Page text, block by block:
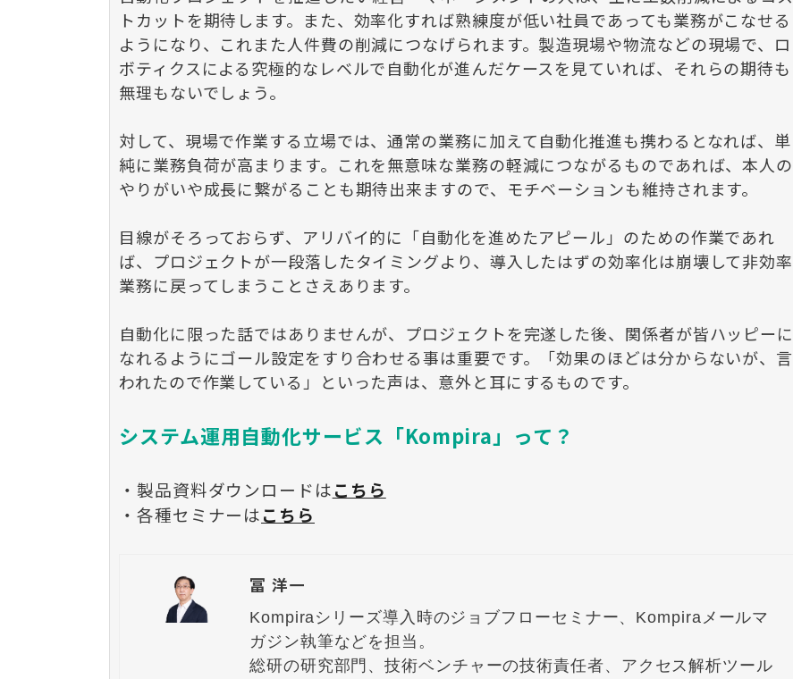
トカットを期待します。また、効率化すれば熟練度が低い社員であっても業務がこなせる
ようになり、これまた人件費の削減につなげられます。製造現場や物流などの現場で、ロ
ボティクスによる究極的なレベルで自動化が進んだケースを見ていれば、それらの期待も
無理もないでしょう。
対して、現場で作業する立場では、通常の業務に加えて自動化推進も携わるとなれば、単
純に業務負荷が高まります。これを無意味な業務の軽減につながるものであれば、本人の
やりがいや成長に繋がることも期待出来ますので、モチベーションも維持されます。
目線がそろっておらず、アリバイ的に「自動化を進めたアピール」のための作業であれ
ば、プロジェクトが一段落したタイミングより、導入したはずの効率化は崩壊して非効率
業務に戻ってしまうことさえあります。
自動化に限った話ではありませんが、プロジェクトを完遂した後、関係者が皆ハッピーに
なれるようにゴール設定をすり合わせる事は重要です。「効果のほどは分からないが、言
われたので作業している」といった声は、意外と耳にするものです。
システム運用自動化サービス「Kompira」って？
・製品資料ダウンロードはこちら
・各種セミナーはこちら
冨 洋一
Kompiraシリーズ導入時のジョブフローセミナー、Kompiraメールマ
ガジン執筆などを担当。
総研の研究部門、技術ベンチャーの技術責任者、アクセス解析ツール